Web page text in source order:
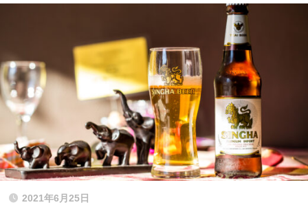
2021年6月25日